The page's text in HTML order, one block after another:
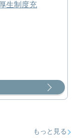
生制度充
もっと見る